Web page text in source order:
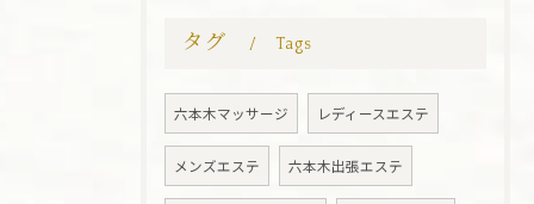
タグ Tags
六本木マッサージ レディースエステ
メンズエステ 六本木出張エステ